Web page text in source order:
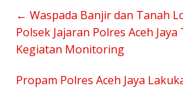
← Waspada Banjir dan Tanah
Polsek Jajaran Polres Aceh
Kegiatan Monitoring
Propam Polres Aceh Jaya